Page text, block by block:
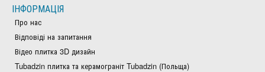
ІНФОРМАЦІЯ
Про нас
Відповіді на запитання
Відео плитка 3D дизайн
Tubadzin плитка та керамограніт Tubadzin (Польща)